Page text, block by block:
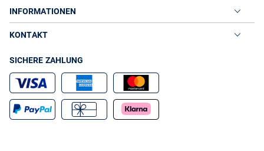
INFORMATIONEN
KONTAKT
SICHERE ZAHLUNG